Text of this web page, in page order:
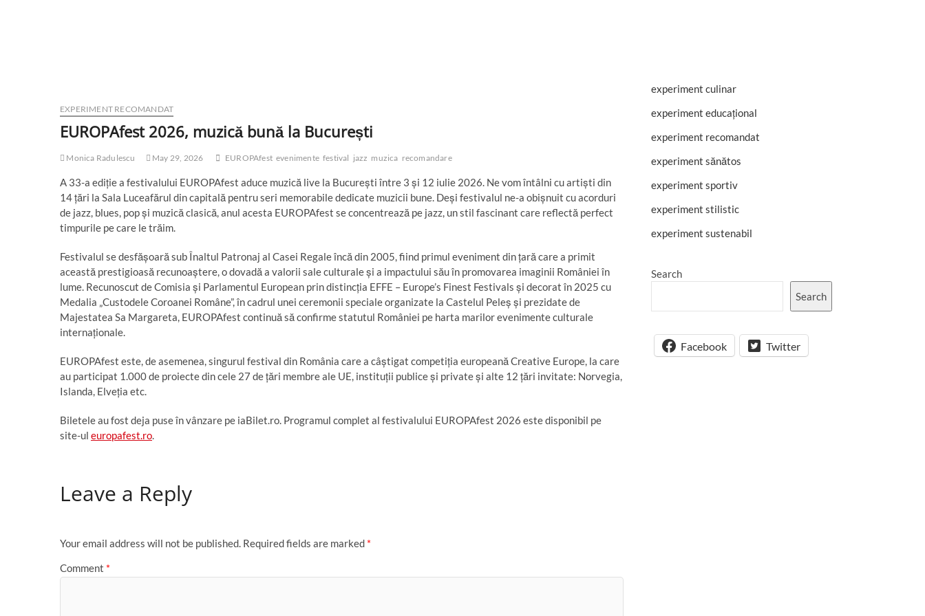
EXPERIMENT RECOMANDAT
EUROPAfest 2026, muzică bună la București
Monica Radulescu May 29, 2026 EUROPAfest evenimente festival jazz muzica recomandare
A 33-a ediție a festivalului EUROPAfest aduce muzică live la București între 3 și 12 iulie 2026. Ne vom întâlni cu artiști din
14 țări la Sala Luceafărul din capitală pentru seri memorabile dedicate muzicii bune. Deși festivalul ne-a obișnuit cu acorduri
de jazz, blues, pop și muzică clasică, anul acesta EUROPAfest se concentrează pe jazz, un stil fascinant care reflectă perfect
timpurile pe care le trăim.
Festivalul se desfășoară sub Înaltul Patronaj al Casei Regale încă din 2005, fiind primul eveniment din țară care a primit
această prestigioasă recunoaștere, o dovadă a valorii sale culturale și a impactului său în promovarea imaginii României în
lume. Recunoscut de Comisia și Parlamentul European prin distincția EFFE – Europe’s Finest Festivals și decorat în 2025 cu
Medalia „Custodele Coroanei Române”, în cadrul unei ceremonii speciale organizate la Castelul Peleș și prezidate de
Majestatea Sa Margareta, EUROPAfest continuă să confirme statutul României pe harta marilor evenimente culturale
internaționale.
EUROPAfest este, de asemenea, singurul festival din România care a câștigat competiția europeană Creative Europe, la care
au participat 1.000 de proiecte din cele 27 de țări membre ale UE, instituții publice și private și alte 12 țări invitate: Norvegia,
Islanda, Elveția etc.
Biletele au fost deja puse în vânzare pe iaBilet.ro. Programul complet al festivalului EUROPAfest 2026 este disponibil pe
site-ul europafest.ro.
Leave a Reply
Your email address will not be published. Required fields are marked *
Comment *
experiment culinar
experiment educațional
experiment recomandat
experiment sănătos
experiment sportiv
experiment stilistic
experiment sustenabil
Search
Search
Facebook Twitter